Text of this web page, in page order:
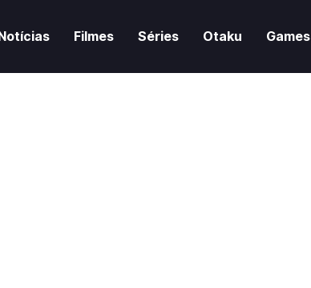
Filmes Séries Otaku Games